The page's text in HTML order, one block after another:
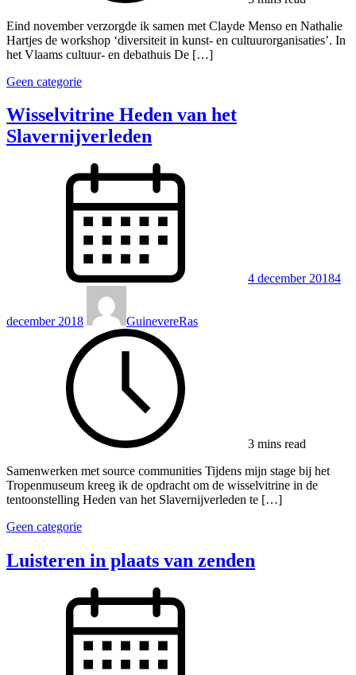
Eind november verzorgde ik samen met Clayde Menso en Nathalie
Hartjes de workshop ‘diversiteit in kunst- en cultuurorganisaties’. In
het Vlaams cultuur- en debathuis De […]
Geen categorie
Wisselvitrine Heden van het
Slavernijverleden
4 december 20184
december 2018 GuinevereRas
3 mins read
Samenwerken met source communities Tijdens mijn stage bij het
Tropenmuseum kreeg ik de opdracht om de wisselvitrine in de
tentoonstelling Heden van het Slavernijverleden te […]
Geen categorie
Luisteren in plaats van zenden